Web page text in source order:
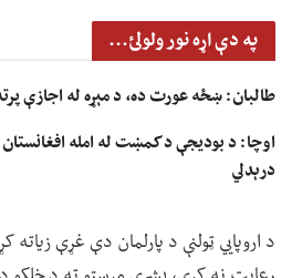
په دې اړه نور ولولئ...
طالبان: ښځه عورت ده، د مېړه له اجازې
اوچا: د بودیجې د کمښت له امله
درېدلي
د اروپايي ټولنې د پارلمان دې غړې